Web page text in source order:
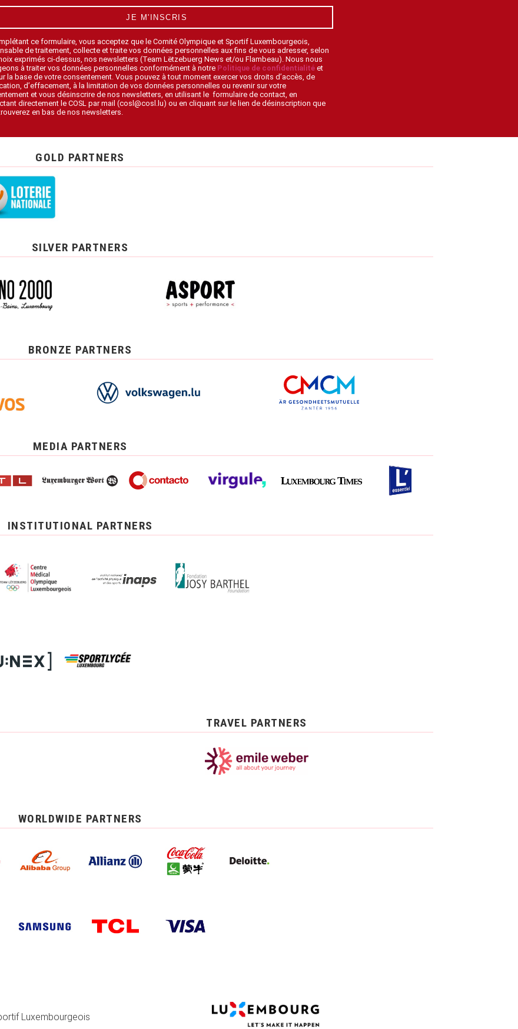
JE M'INSCRIS
ce formulaire, vous acceptez que le Comité Olympique et Sportif Luxembourgeois,
de traitement, collecte et traite vos données personnelles aux fins de vous adresser, selon
exprimés ci-dessus, nos newsletters (Team Lëtzebuerg News et/ou Flambeau). Nous nous
à traiter vos données personnelles conformément à notre Politique de confidentialité et
la base de votre consentement. Vous pouvez à tout moment exercer vos droits d’accès, de
d’effacement, à la limitation de vos données personnelles ou revenir sur votre
et vous désinscrire de nos newsletters, en utilisant le formulaire de contact, en
directement le COSL par mail (cosl@cosl.lu) ou en cliquant sur le lien de désinscription que
en bas de nos newsletters.
GOLD PARTNERS
SILVER PARTNERS
BRONZE PARTNERS
MEDIA PARTNERS
INSTITUTIONAL PARTNERS
TRAVEL PARTNERS
WORLDWIDE PARTNERS
Luxembourgeois